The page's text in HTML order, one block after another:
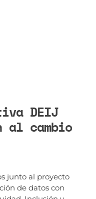
DEIJ
al cambio
junto al proyecto
de datos con